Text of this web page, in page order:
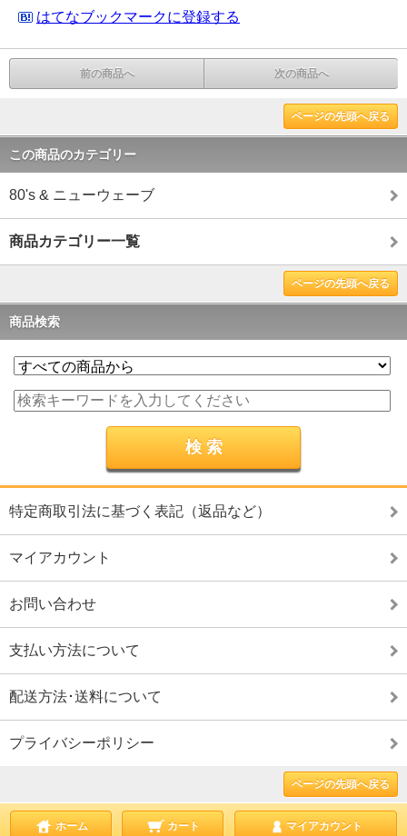
はてなブックマークに登録する
前の商品へ 次の商品へ
ページの先頭へ戻る
この商品のカテゴリー
80's & ニューウェーブ
商品カテゴリー一覧
ページの先頭へ戻る
商品検索
特定商取引法に基づく表記（返品など）
マイアカウント
お問い合わせ
支払い方法について
配送方法･送料について
プライバシーポリシー
ページの先頭へ戻る
ホーム カート マイアカウント